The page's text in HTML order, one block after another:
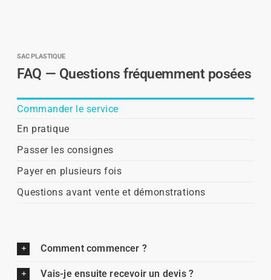
SAC PLASTIQUE
FAQ — Questions fréquemment posées
Commander le service
En pratique
Passer les consignes
Payer en plusieurs fois
Questions avant vente et démonstrations
Comment commencer ?
Vais-je ensuite recevoir un devis ?